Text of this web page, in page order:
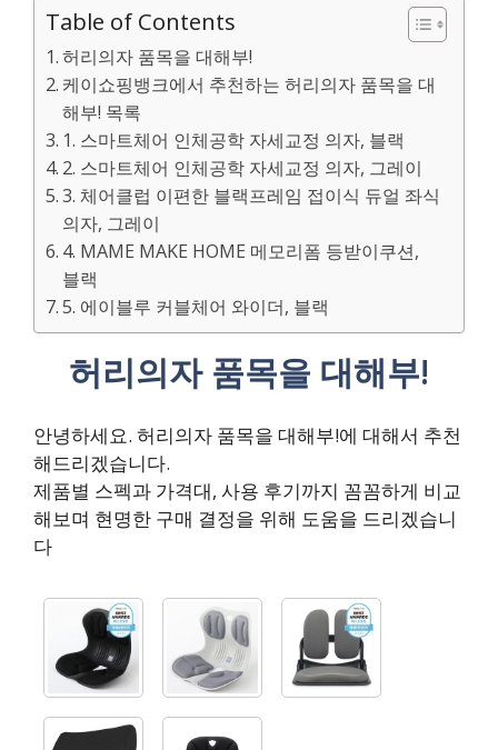
Table of Contents
허리의자 품목을 대해부!
케이쇼핑뱅크에서 추천하는 허리의자 품목을 대
해부! 목록
1. 스마트체어 인체공학 자세교정 의자, 블랙
2. 스마트체어 인체공학 자세교정 의자, 그레이
3. 체어클럽 이편한 블랙프레임 접이식 듀얼 좌식
의자, 그레이
4. MAME MAKE HOME 메모리폼 등받이쿠션,
블랙
5. 에이블루 커블체어 와이더, 블랙
허리의자 품목을 대해부!
안녕하세요. 허리의자 품목을 대해부!에 대해서 추천
해드리겠습니다.
제품별 스펙과 가격대, 사용 후기까지 꼼꼼하게 비교
해보며 현명한 구매 결정을 위해 도움을 드리겠습니
다